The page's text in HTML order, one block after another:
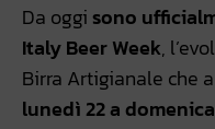
Da oggi sono
Italy Beer Week,
Birra Artigianale che
lunedì 22 a